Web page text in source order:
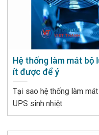
Hệ thống làm mát bộ
ít được để ý
Tại sao hệ thống làm
UPS sinh nhiệt